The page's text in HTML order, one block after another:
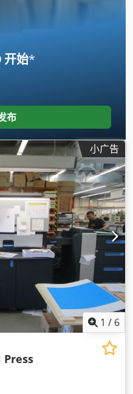
开始*
布
小广告
1 / 6
Press